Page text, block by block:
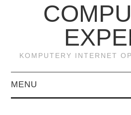
KOMPUTERY INTERNET
MENU